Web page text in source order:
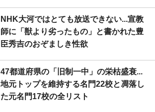
NHK大河ではとても放送できない...宣教
師に「獣より劣ったもの」と書かれた豊
臣秀吉のおぞましき性欲
47都道府県の「旧制一中」の栄枯盛衰...
地元トップを維持する名門22校と凋落し
た元名門17校の全リスト